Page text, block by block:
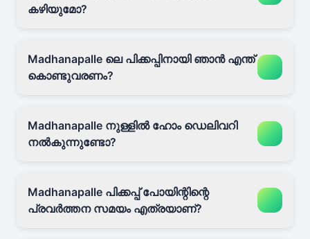
കഴിയുമോ?
Madhanapalle ലെ പിക്കപ്പിനായി ഞാൻ എന്ത്
കൊണ്ടുവരണം?
Madhanapalle നുള്ളിൽ ഹോം ഡെലിവറി
നൽകുന്നുണ്ടോ?
Madhanapalle പിക്കപ്പ് പോയിന്റിന്റെ
പ്രവർത്തന സമയം എത്രയാണ്?